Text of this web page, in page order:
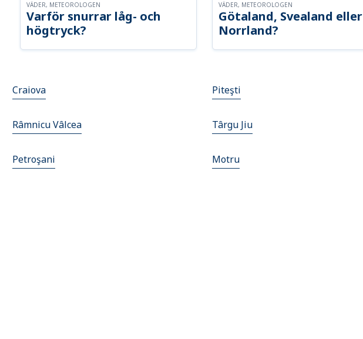
Varför snurrar låg- och
högtryck?
VÄDER, METEOROLOGEN
Götaland, Svealand eller
Norrland?
VÄDER, METEOROLOGEN
Craiova Piteşti
Râmnicu Vâlcea Târgu Jiu
Petroşani Motru